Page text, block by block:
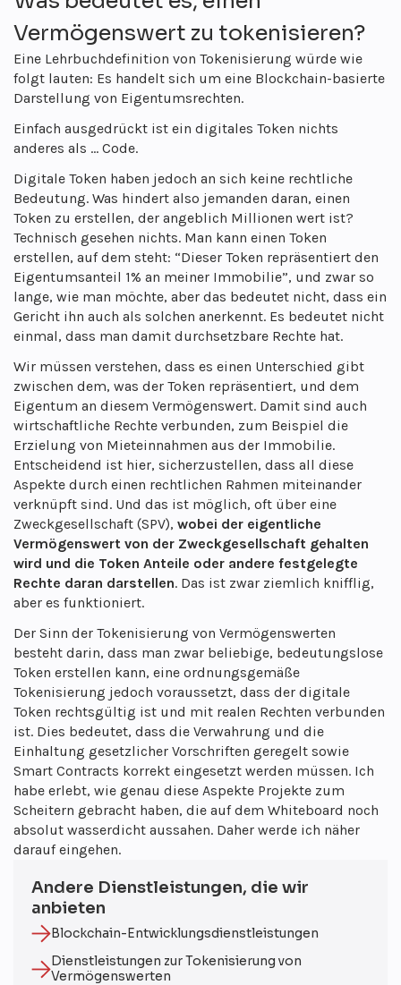
Vermögenswert zu tokenisieren?
Eine Lehrbuchdefinition von Tokenisierung würde wie
folgt lauten: Es handelt sich um eine Blockchain-basierte
Darstellung von Eigentumsrechten.
Einfach ausgedrückt ist ein digitales Token nichts
anderes als … Code.
Digitale Token haben jedoch an sich keine rechtliche
Bedeutung. Was hindert also jemanden daran, einen
Token zu erstellen, der angeblich Millionen wert ist?
Technisch gesehen nichts. Man kann einen Token
erstellen, auf dem steht: “Dieser Token repräsentiert den
Eigentumsanteil 1% an meiner Immobilie”, und zwar so
lange, wie man möchte, aber das bedeutet nicht, dass ein
Gericht ihn auch als solchen anerkennt. Es bedeutet nicht
einmal, dass man damit durchsetzbare Rechte hat.
Wir müssen verstehen, dass es einen Unterschied gibt
zwischen dem, was der Token repräsentiert, und dem
Eigentum an diesem Vermögenswert. Damit sind auch
wirtschaftliche Rechte verbunden, zum Beispiel die
Erzielung von Mieteinnahmen aus der Immobilie.
Entscheidend ist hier, sicherzustellen, dass all diese
Aspekte durch einen rechtlichen Rahmen miteinander
verknüpft sind. Und das ist möglich, oft über eine
Zweckgesellschaft (SPV), wobei der eigentliche
Vermögenswert von der Zweckgesellschaft gehalten
wird und die Token Anteile oder andere festgelegte
Rechte daran darstellen. Das ist zwar ziemlich knifflig,
aber es funktioniert.
Der Sinn der Tokenisierung von Vermögenswerten
besteht darin, dass man zwar beliebige, bedeutungslose
Token erstellen kann, eine ordnungsgemäße
Tokenisierung jedoch voraussetzt, dass der digitale
Token rechtsgültig ist und mit realen Rechten verbunden
ist. Dies bedeutet, dass die Verwahrung und die
Einhaltung gesetzlicher Vorschriften geregelt sowie
Smart Contracts korrekt eingesetzt werden müssen. Ich
habe erlebt, wie genau diese Aspekte Projekte zum
Scheitern gebracht haben, die auf dem Whiteboard noch
absolut wasserdicht aussahen. Daher werde ich näher
darauf eingehen.
Andere Dienstleistungen, die wir
anbieten
Blockchain-Entwicklungsdienstleistungen
Dienstleistungen zur Tokenisierung von
Vermögenswerten